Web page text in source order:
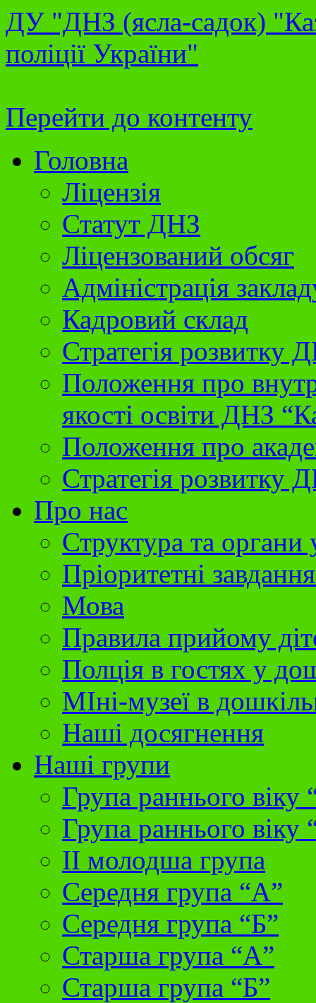
ДУ "ДНЗ (ясла-садок)
поліції України"
Перейти до контенту
Головна
Ліцензія
Статут ДНЗ
Ліцензований обсяг
Адміністрація
Кадровий склад
Стратегія розвитку
Положення про
якості освіти ДНЗ
Положення про
Стратегія розвитку
Про нас
Структура та
Пріоритетні
Мова
Правила прийому
Полція в гостях у
МІні-музеї в
Наші досягнення
Наші групи
Група раннього віку
Група раннього віку
II молодша група
Середня група “А”
Середня група “Б”
Старша група “А”
Старша група “Б”